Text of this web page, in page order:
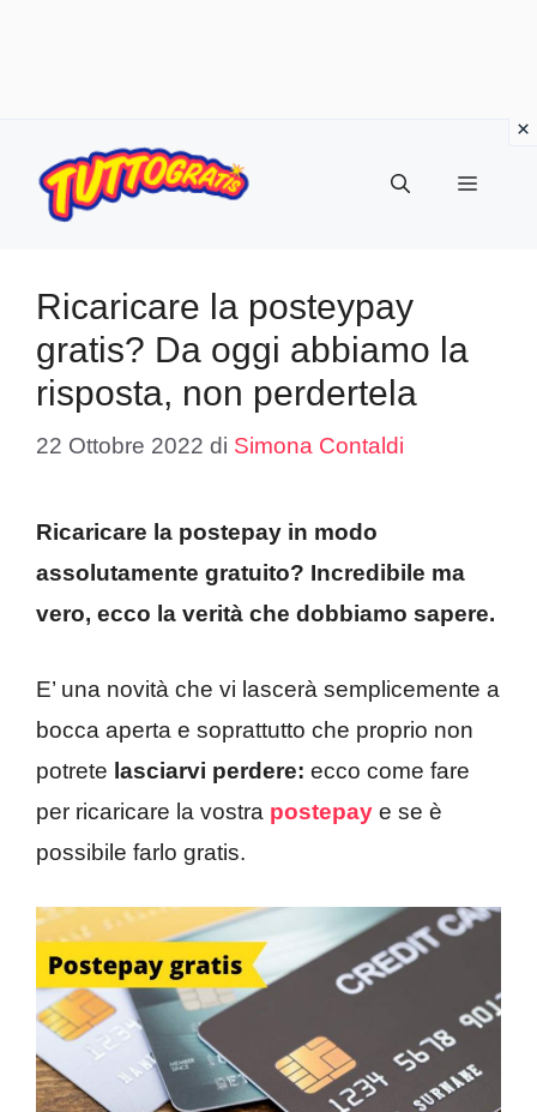
contenuto
Menu
Ricaricare la posteypay
gratis? Da oggi abbiamo la
risposta, non perdertela
22 Ottobre 2022 di Simona Contaldi
Ricaricare la postepay in modo
assolutamente gratuito? Incredibile ma
vero, ecco la verità che dobbiamo sapere.
E’ una novità che vi lascerà semplicemente a
bocca aperta e soprattutto che proprio non
potrete lasciarvi perdere: ecco come fare
per ricaricare la vostra postepay e se è
possibile farlo gratis.